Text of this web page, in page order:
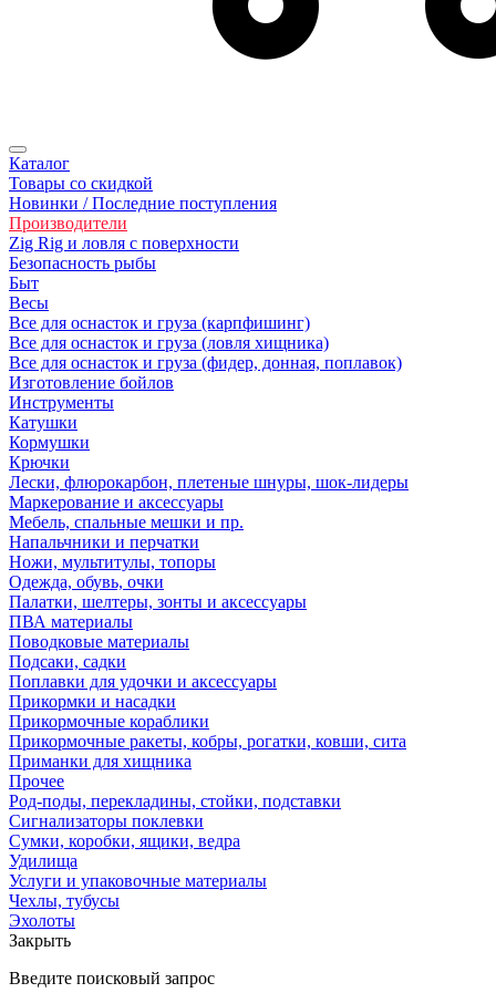
Каталог
Товары со скидкой
Новинки / Последние поступления
Производители
Zig Rig и ловля с поверхности
Безoпасность рыбы
Быт
Весы
Все для оснасток и груза (карпфишинг)
Все для оснасток и груза (ловля хищника)
Все для оснасток и груза (фидер, донная, поплавок)
Изготовление бойлов
Инструменты
Катушки
Кормушки
Крючки
Лески, флюрокарбон, плетеные шнуры, шок-лидеры
Маркерование и аксессуары
Мебель, спальные мешки и пр.
Напальчники и перчатки
Ножи, мультитулы, топоры
Одежда, обувь, очки
Палатки, шелтеры, зонты и аксессуары
ПВА материалы
Поводковые материалы
Подсаки, садки
Поплавки для удочки и аксессуары
Прикормки и насадки
Прикормочные кораблики
Прикормочные ракеты, кобры, рогатки, ковши, сита
Приманки для хищника
Прочее
Род-поды, перекладины, стойки, подставки
Сигнализаторы поклевки
Сумки, коробки, ящики, ведра
Удилища
Услуги и упаковочные материалы
Чехлы, тубусы
Эхолоты
Закрыть
Введите поисковый запрос